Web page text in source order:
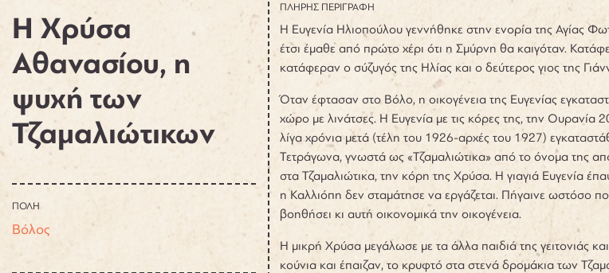
Η Χρύσα
Αθανασίου, η
ψυχή των
Τζαμαλιώτικων
ΠΟΛΗ
Βόλος
ΠΛΗΡΗΣ ΠΕΡΙΓΡΑΦΗ
Η Ευγενία Ηλιοπούλου γεννήθηκε στην ενορία της Αγίας
έτσι έμαθε από πρώτο χέρι ότι η Σμύρνη θα καιγόταν.
κατάφεραν ο σύζυγός της Ηλίας και ο δεύτερος γιος της
Όταν έφτασαν στο Βόλο, η οικογένεια της Ευγενίας
χώρο με λινάτσες. Η Ευγενία με τις κόρες της, την
λίγα χρόνια μετά (τέλη του 1926-αρχές του 1927)
Τετράγωνα, γνωστά ως «Τζαμαλιώτικα» από το όνομα της
στα Τζαμαλιώτικα, την κόρη της Χρύσα. Η γιαγιά Ευγενία
η Καλλιόπη δεν σταμάτησε να εργάζεται. Πήγαινε ωστόσο
βοηθήσει κι αυτή οικονομικά την οικογένεια.
Η μικρή Χρύσα μεγάλωσε με τα άλλα παιδιά της γειτονιάς
κούνια και έπαιζαν, το κρυφτό στα στενά δρομάκια των